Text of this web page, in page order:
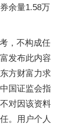
余量1.58万
，不构成任
发布此内容
方财富力求
国证监会指
对因该资料
。用户个人